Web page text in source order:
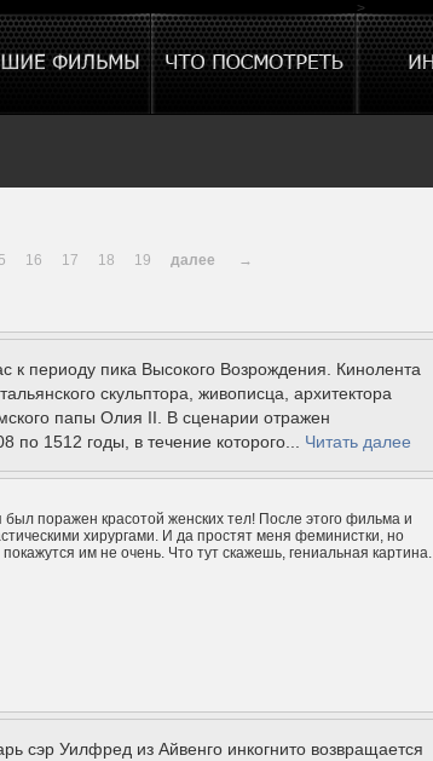
>
16 17 18 19 далее →
к периоду пика Высокого Возрождения. Кинолента
скульптора, живописца, архитектора
папы Олия II. В сценарии отражен
по 1512 годы, в течение которого... Читать далее
поражен красотой женских тел! После этого фильма и
хирургами. И да простят меня феминистки, но
им не очень. Что тут скажешь, гениальная картина.
сэр Уилфред из Айвенго инкогнито возвращается